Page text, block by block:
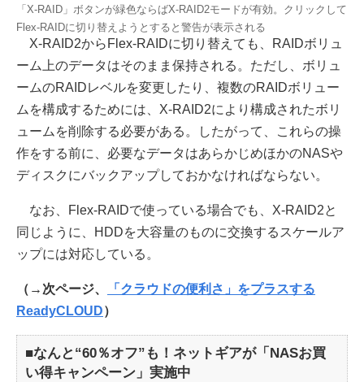
「X-RAID」ボタンが緑色ならばX-RAID2モードが有効。クリックして
Flex-RAIDに切り替えようとすると警告が表示される
X-RAID2からFlex-RAIDに切り替えても、RAIDボリュ
ーム上のデータはそのまま保持される。ただし、ボリュ
ームのRAIDレベルを変更したり、複数のRAIDボリュー
ムを構成するためには、X-RAID2により構成されたボリ
ュームを削除する必要がある。したがって、これらの操
作をする前に、必要なデータはあらかじめほかのNASや
ディスクにバックアップしておかなければならない。
なお、Flex-RAIDで使っている場合でも、X-RAID2と
同じように、HDDを大容量のものに交換するスケールア
ップには対応している。
（→次ページ、
「クラウドの便利さ」をプラスする
ReadyCLOUD）
■なんと“60％オフ”も！ネットギアが「NASお買
い得キャンペーン」実施中